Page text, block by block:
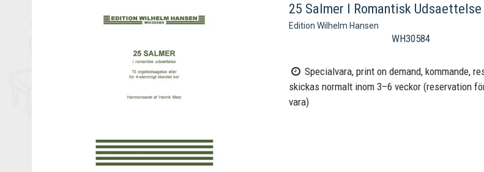
25 Salmer I Romantisk Udsaettelse
Edition Wilhelm Hansen
WH30584
Specialvara, print on demand, kommande,
skickas normalt inom 3–6 veckor (reservation
vara)